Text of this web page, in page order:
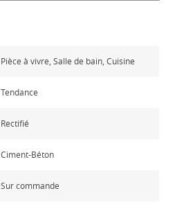
Pièce à vivre, Salle de bain, Cuisine
Tendance
Rectifié
Ciment-Béton
Sur commande